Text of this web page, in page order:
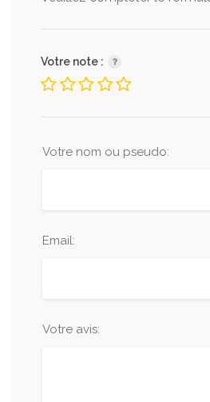
Votre note :
Votre nom ou pseudo:
Email:
Votre avis: